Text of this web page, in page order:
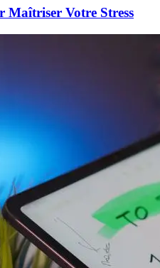
Maîtriser Votre Stress